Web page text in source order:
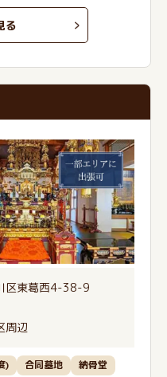
る
区東葛西4-38-9
周辺
) 合同墓地
納骨堂